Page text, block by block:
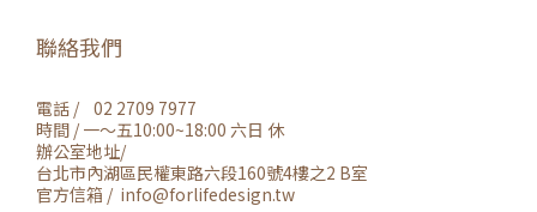
聯絡我們
電話 / 02 2709 7977
時間 / 一～五10:00~18:00 六日 休
辦公室地址/
台北市內湖區民權東路六段160號4樓之2 B室
官方信箱 / info@forlifedesign.tw